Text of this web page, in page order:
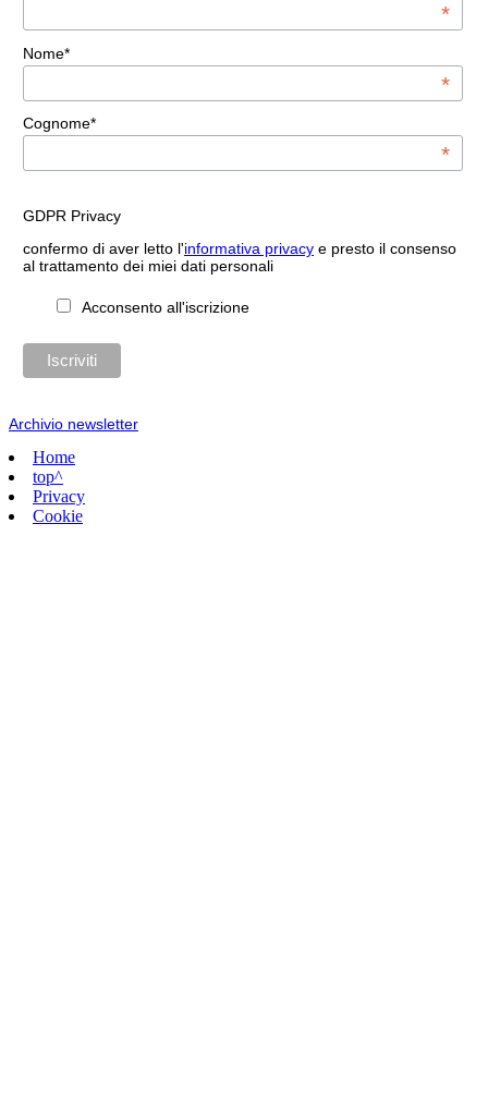
*
Nome*
*
Cognome*
*
GDPR Privacy
confermo di aver letto l'informativa privacye presto il consenso
al trattamento dei miei dati personali
Acconsento all'iscrizione
Archivio newsletter
Home
top^
Privacy
Cookie